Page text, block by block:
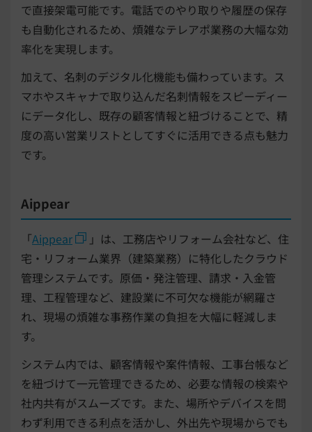
で直接架電可能です。電話でのやり取りや履歴の保存
も自動化されるため、煩雑なテレアポ業務の大幅な効
率化を実現します。
加えて、名刺のデジタル化機能も備わっています。ス
マホやスキャナで取り込んだ名刺情報をスピーディー
にデータ化し、既存の顧客情報と紐づけることで、精
度の高い営業リストとしてすぐに活用できる点も魅力
です。
Aippear
「Aippear
」は、工務店やリフォーム会社など、住
宅・リフォーム業界（建築業務）に特化したクラウド
管理システムです。原価・発注管理、請求・入金管
理、工程管理など、建設業に不可欠な機能が網羅さ
れ、現場の煩雑な事務作業の負担を大幅に軽減しま
す。
システム内では、顧客情報や案件情報、工事台帳など
を紐づけて一元管理できるため、必要な情報の検索や
社内共有がスムーズです。また、場所やデバイスを問
わず利用できる利点を活かし、外出先や現場からでも